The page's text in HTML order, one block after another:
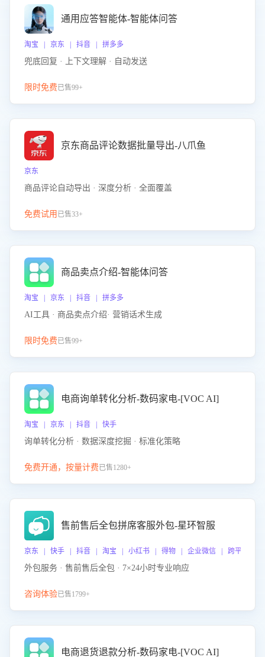
通用应答智能体-智能体问答
淘宝 | 京东 | 抖音 | 拼多多
兜底回复 · 上下文理解 · 自动发送
限时免费已售99+
京东商品评论数据批量导出-八爪鱼
京东
商品评论自动导出 · 深度分析 · 全面覆盖
免费试用 已售33+
商品卖点介绍-智能体问答
淘宝 | 京东 | 抖音 | 拼多多
AI工具 · 商品卖点介绍· 营销话术生成
限时免费已售99+
电商询单转化分析-数码家电-[VOC AI]
淘宝 | 京东 | 抖音 | 快手
询单转化分析 · 数据深度挖掘 · 标准化策略
免费开通，按量计费已售1280+
售前售后全包拼席客服外包-星环智服
京东 | 快手 | 抖音 | 淘宝 | 小红书 | 得物 | 企业微信 | 跨平台
外包服务 · 售前售后全包 · 7×24小时专业响应
咨询体验已售1799+
电商退货退款分析-数码家电-[VOC AI]